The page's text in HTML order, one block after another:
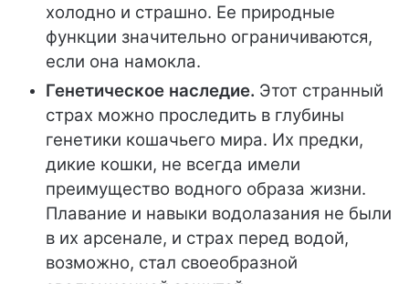
холодно и страшно. Ее природные
функции значительно ограничиваются,
если она намокла.
Генетическое наследие. Этот странный
страх можно проследить в глубины
генетики кошачьего мира. Их предки,
дикие кошки, не всегда имели
преимущество водного образа жизни.
Плавание и навыки водолазания не были
в их арсенале, и страх перед водой,
возможно, стал своеобразной